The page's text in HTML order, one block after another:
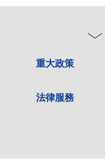
重大政策
法律服務